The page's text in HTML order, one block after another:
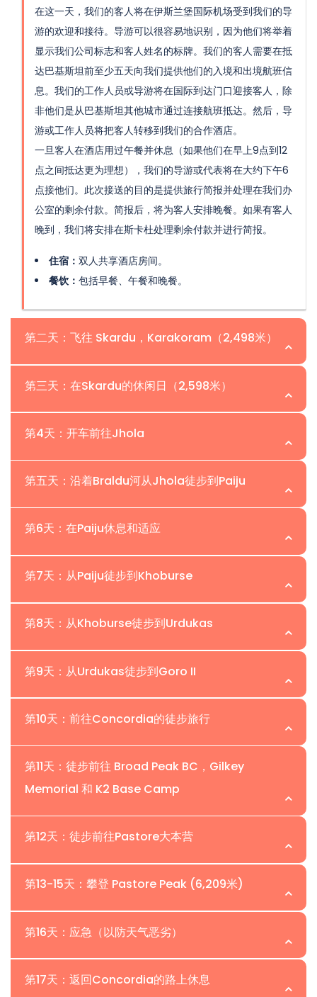
在这一天，我们的客人将在伊斯兰堡国际机场受到我们的导
游的欢迎和接待。导游可以很容易地识别，因为他们将举着
显示我们公司标志和客人姓名的标牌。我们的客人需要在抵
达巴基斯坦前至少五天向我们提供他们的入境和出境航班信
息。我们的工作人员或导游将在国际到达门口迎接客人，除
非他们是从巴基斯坦其他城市通过连接航班抵达。然后，导
游或工作人员将把客人转移到我们的合作酒店。
一旦客人在酒店用过午餐并休息（如果他们在早上9点到12
点之间抵达更为理想），我们的导游或代表将在大约下午6
点接他们。此次接送的目的是提供旅行简报并处理在我们办
公室的剩余付款。简报后，将为客人安排晚餐。如果有客人
晚到，我们将安排在斯卡杜处理剩余付款并进行简报。
住宿： 双人共享酒店房间。
餐饮： 包括早餐、午餐和晚餐。
第二天：飞往 Skardu，Karakoram（2,498米）
位置：| 海拔：
一天。我们的导游将陪您前往Islamabad International
Airport，搭乘国内航班前往Skardu。航班提供了壮观的
Karakoram山脉的美景。
那儿迎接您。Skardu位于Karakoram Mountains的中心，
提供令人惊叹的风景和通往各种冒险目的地的门户。
酒店入住：我们将把您转移到Skardu指定的酒店。请花些
时间安顿下来，放松身心，准备好探索这个地区。
餐饮：包括早餐、午餐和晚餐。
第三天：在Skardu的休闲日（2,598米）
位置：| 海拔：
徒步旅行。该堡垒位于一座山上，提供了对Indus River和
Skardu镇的壮丽全景。此外，参与者将有机会参观
Sadpara Lake，并在Skardu Bazaar享受一些休闲购物时
能需要长达两天。为了应对可能的延误，我们在探险的最后
安排了备用天数。
第4天：开车前往Jhola
位置：| 海拔：
画的 Shigar 山谷。路线将沿着 Braldu 河行驶，通往
Askole。Askole 是我们路径上的最后一个村庄，参与者将
在此从吉普车转为步行。然而，根据道路状况，参与者可能
间为六到八小时。需要注意的是，最近道路已延伸至 Jhola
和 Paiju，并且正在进行施工和维护工作。因此，可能需要
对行程进行轻微调整以适应这一因素。
第五天：沿着Braldu河从Jhola徒步到Paiju
位置：| 海拔：
旅程，沿着Braldu峡谷，伴随着迷人的Braldu河岸。这条风
景如画的路线为参与者提供了一个绝佳的机会，目睹令人惊
叹的Trango Tower和Cathedral Peak，以其雄伟的岩石
热。在徒步过程中，参与者将遇到几条从冰川流入山谷的小
溪。根据水位，参与者可能需要穿着过河鞋以确保安全通
行。在晴朗的日子里，参与者将能够看到Baltoro Glacier的
与者从河岸上升起，抵达Paiju Camp结束。这是未来可预
见的最后一个有树木装点的营地。
住宿：双人共享帐篷。
餐饮：包括早餐、午餐和晚餐。
第6天：在Paiju休息和适应
位置：| 海拔：
Camp，海拔3,418米。适应是一个至关重要的过程，使身
体能够适应更高的海拔，减少与海拔相关的疾病。参与者必
须利用这个机会适应变化的海拔，确保在整个徒步旅行中的
作是为了确保在整个徒步旅行中为搬运工提供稳定的食物供
应。此外，参与者可以开始向Paiju Peak的基地营进行适应
性徒步。这次徒步旅行是进一步适应海拔的机会，同时欣赏
周围山峰和风景的壮丽景色。
住宿：双人共享帐篷。
餐饮：包括早餐、午餐和晚餐。
第7天：从Paiju徒步到Khoburse
位置：| 海拔：
Paiju前往Khoburse。随着每一步的前进，旅程变得愈加非
凡，沿着Baltoro Glacier的冰川前缘，风景转变为令人叹为
观止的自然美景。小径起伏不定，穿越冰川堆积物。虽然小
着参与者的前进，他们将获得令人惊叹的视野，看到
Trango Tower和Uli Biaho等著名地标。这些壮观的景色证
明了该地区的宏伟魅力，使徒步旅行更加迷人。
餐饮：包括早餐、午餐和晚餐。
第8天：从Khoburse徒步到Urdukas
位置：| 海拔：
穿越两个小冰川。随着一天的结束，参与者将在靠近军营的
Urdukas停下旅程并露营。营地位于冰川上方约100米，提
供了一个绝佳的观景点。从营地，参与者可以欣赏到被落日
照亮的Trango Towers的壮观景色。晚餐后，参与者可以
住宿：双人共享帐篷。
第9天：从Urdukas徒步到Goro II
位置：| 海拔：
脏。路线将沿着中部冰碛前进，向南可欣赏到
Masherbrum（7821米）的壮丽景色。地形将涉及沿着岩
石冰碛的连续上升和下降，同时还会经过巨大的冰层。
Goro II将作为夜间营地，位于Baltoro Glacier和
可能会显著下降。当参与者安顿下来时，他们将目睹
Masherbrum和Muztagh Tower的壮观景象。
餐饮：包括早餐、午餐和晚餐。
第10天：前往Concordia的徒步旅行
位置：| 海拔：
在这一天的K2大本营徒步旅行中，参与者将通过稳步攀登冰
碛前往Concordia。在途中，他们将欣赏到越来越令人惊叹
的高耸雪山的景观。当天的亮点将是令人敬畏的K2的壮观景
象，这是此次徒步旅行的巅峰。此外，参与者还将欣赏到其
他著名的山峰，如Broad Peak、Mitre Peak、
Gasherbrum、Sia Kangri等。到达Concordia后，团队将
自然之美的新认识结束这一天。
住宿：双人共享帐篷。
第11天：徒步前往 Broad Peak BC，Gilkey
Memorial 和 K2 Base Camp
位置：| 海拔：
Austen冰川，前往Art Gilkey纪念碑，位于到达K2大本营之
前。今天承诺带来无与伦比的美丽。我们将在清晨出发，穿
越冰川，沿着一条微弱的岩石小径前往K2。随着我们沿着冰
Broad Peak大本营。通常我们会在这里停下来休息，享用
第12天：徒步前往Pastore大本营
位置：| 海拔：
目光投向Pastore Peak，位于K2的东南方向和Broad Peak
的东侧。为了到达Pastore Peak大本营，我们踏上了一条
穿越广阔Godwin Austen Glacier的路径。这次冰川穿越带
第13-15天：攀登 Pastore Peak (6,209米)
位置：| 海拔：
自己。这是一个非常适合渴望成为登山者的人的选择，适合
第16天：应急（以防天气恶劣）
位置：| 海拔：
第17天：返回Concordia的路上休息